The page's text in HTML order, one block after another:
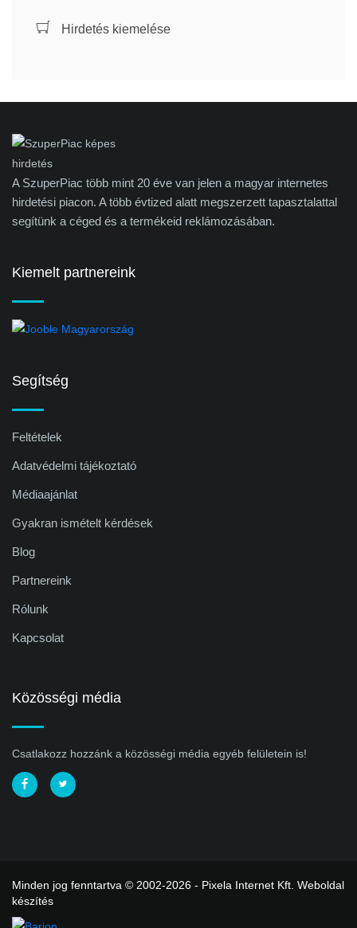
Hirdetés kiemelése
A SzuperPiac több mint 20 éve van jelen a magyar internetes
hirdetési piacon. A több évtized alatt megszerzett tapasztalattal
segítünk a céged és a termékeid reklámozásában.
Kiemelt partnereink
Segítség
Feltételek
Adatvédelmi tájékoztató
Médiaajánlat
Gyakran ismételt kérdések
Blog
Partnereink
Rólunk
Kapcsolat
Közösségi média
Csatlakozz hozzánk a közösségi média egyéb felületein is!
Minden jog fenntartva © 2002-2026 - Pixela Internet Kft. Weboldal
készítés